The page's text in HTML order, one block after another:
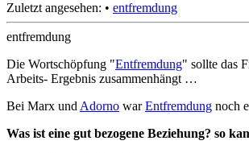
Zuletzt angesehen: • entfremdung
entfremdung
Die Wortschöpfung "Entfremdung" sollte das
Arbeits- Ergebnis zusammenhängt …
Bei Marx und Adorno warEntfremdung noch
Was ist eine gut bezogene Beziehung? so